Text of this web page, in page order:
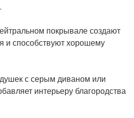
покрывале создают
и способствуют хорошему
с серым диваном или
интерьеру благородства